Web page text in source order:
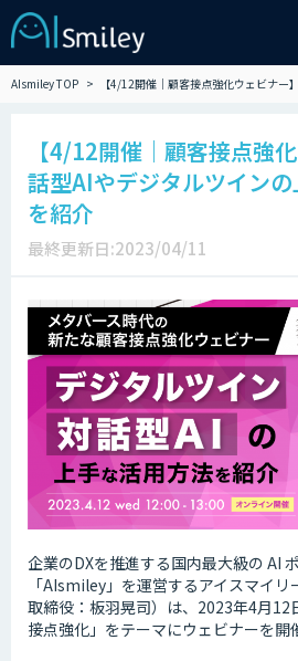
AIsmiley TOP 【4/12開催｜顧客接点強化ウェビナ
【4/12開催｜顧客接点強
話型AIやデジタルツイン
を紹介
最終更新日:2023/04/11
企業のDXを推進する国内最大級の AI
「AIsmiley」を運営するアイスマイ
取締役：板羽晃司）は、2023年4月12
接点強化」をテーマにウェビナーを開